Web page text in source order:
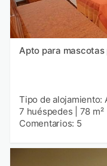
Apto para mascotas
Tipo de alojamiento:
7 huéspedes
78 m²
Comentarios: 5